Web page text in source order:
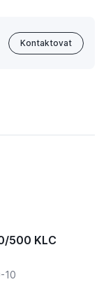
Kontaktovat
500 KLC
10